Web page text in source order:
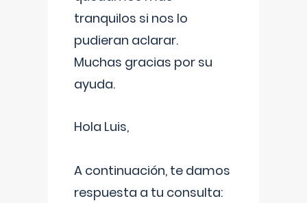
tranquilos si nos lo
pudieran aclarar.
Muchas gracias por su
ayuda.
Hola Luis,
A continuación, te damos
respuesta a tu consulta: